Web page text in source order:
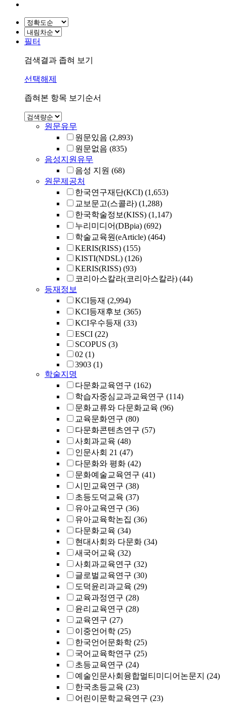
필터
검색결과 좁혀 보기
선택해제
좁혀본 항목 보기순서
원문유무
원문있음 (2,893)
원문없음 (835)
음성지원유무
음성 지원 (68)
원문제공처
한국연구재단(KCI) (1,653)
교보문고(스콜라) (1,288)
한국학술정보(KISS) (1,147)
누리미디어(DBpia) (692)
학술교육원(eArticle) (464)
KERIS(RISS) (155)
KISTI(NDSL) (126)
KERIS(RISS) (93)
코리아스칼라(코리아스칼라) (44)
등재정보
KCI등재 (2,994)
KCI등재후보 (365)
KCI우수등재 (33)
ESCI (22)
SCOPUS (3)
02 (1)
3903 (1)
학술지명
다문화교육연구 (162)
학습자중심교과교육연구 (114)
문화교류와 다문화교육 (96)
교육문화연구 (80)
다문화콘텐츠연구 (57)
사회과교육 (48)
인문사회 21 (47)
다문화와 평화 (42)
문화예술교육연구 (41)
시민교육연구 (38)
초등도덕교육 (37)
유아교육연구 (36)
유아교육학논집 (36)
다문화교육 (34)
현대사회와 다문화 (34)
새국어교육 (32)
사회과교육연구 (32)
글로벌교육연구 (30)
도덕윤리과교육 (29)
교육과정연구 (28)
윤리교육연구 (28)
교육연구 (27)
이중언어학 (25)
한국언어문화학 (25)
국어교육학연구 (25)
초등교육연구 (24)
예술인문사회융합멀티미디어논문지 (24)
한국초등교육 (23)
어린이문학교육연구 (23)